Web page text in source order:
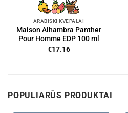
ARABIŠKI KVEPALAI
Maison Alhambra Panther
Pour Homme EDP 100 ml
€17.16
POPULIARŪS PRODUKTAI